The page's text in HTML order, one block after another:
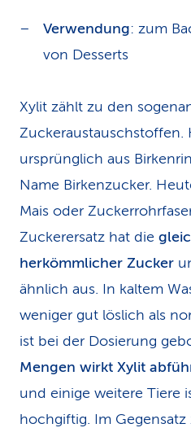
Verwendung: zum
von Desserts
Xylit zählt zu den
Zuckeraustauschstoffen.
ursprünglich aus
Name Birkenzucker.
Mais oder
Zuckerersatz hat die
herkömmlicher Zucker
ähnlich aus. In kaltem
weniger gut löslich als
ist bei der Dosierung
Mengen wirkt Xylit
und einige weitere Tiere
hochgiftig. Im Gegensatz